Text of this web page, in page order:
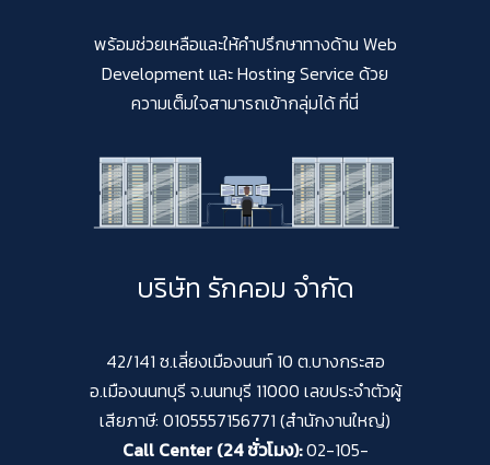
พร้อมช่วยเหลือและให้คำปรึกษาทางด้าน Web
Development และ Hosting Service ด้วย
ความเต็มใจสามารถเข้ากลุ่มได้ ที่นี่
บริษัท รักคอม จำกัด
42/141 ซ.เลี่ยงเมืองนนท์ 10 ต.บางกระสอ
อ.เมืองนนทบุรี จ.นนทบุรี 11000 เลขประจำตัวผู้
เสียภาษี: 0105557156771 (สำนักงานใหญ่)
Call Center (24 ชั่วโมง):02-105-